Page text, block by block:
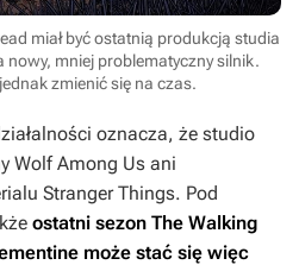
miał być ostatnią produkcją studia
nowy, mniej problematyczny silnik.
zmienić się na czas.
oznacza, że studio
Wolf Among Us ani
Stranger Things. Pod
ostatni sezon The Walking
może stać się więc